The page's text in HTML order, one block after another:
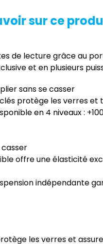
sur ce
de lecture grâce au
et en plusieurs
sans se casser
protège les verres
en 4 niveaux :
casser
offre une élasticité
indépendante
les verres et